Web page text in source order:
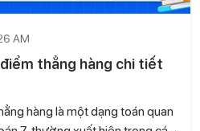
AM
thẳng hàng chi tiết
hàng là một dạng toán quan